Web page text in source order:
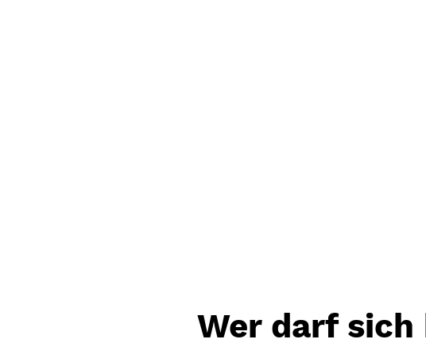
Wer darf